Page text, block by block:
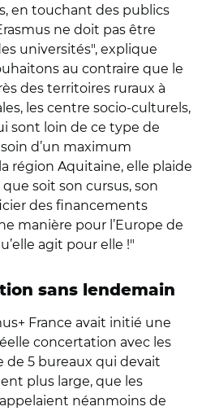
en touchant des publics
ne doit pas être
universités", explique
au contraire que le
des territoires ruraux à
les centre socio-culturels,
sont loin de ce type de
d’un maximum
région Aquitaine, elle plaide
soit son cursus, son
des financements
manière pour l’Europe de
agit pour elle !"
sans lendemain
France avait initié une
concertation avec les
de 5 bureaux qui devait
plus large, que les
néanmoins de